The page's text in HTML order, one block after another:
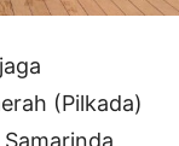
(Pilkada)